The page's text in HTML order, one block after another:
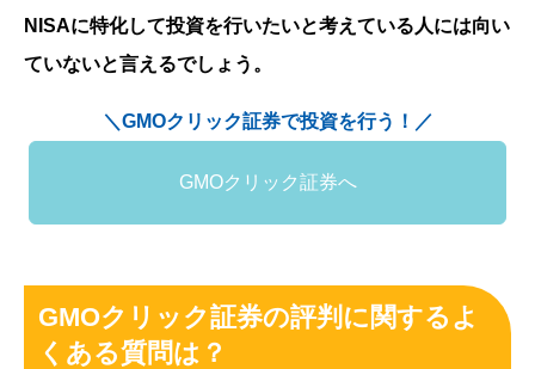
NISAに特化して投資を行いたいと考えている人には向い
ていないと言えるでしょう。
＼GMOクリック証券で投資を行う！／
GMOクリック証券へ
GMOクリック証券の評判に関するよ
くある質問は？